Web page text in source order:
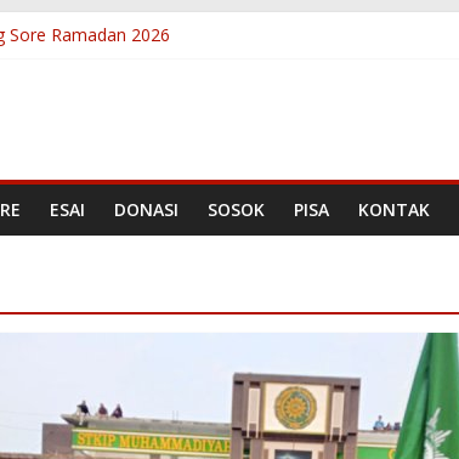
Sore Ramadan 2026
ESAI DONASI SOSOK PISA KONTAK